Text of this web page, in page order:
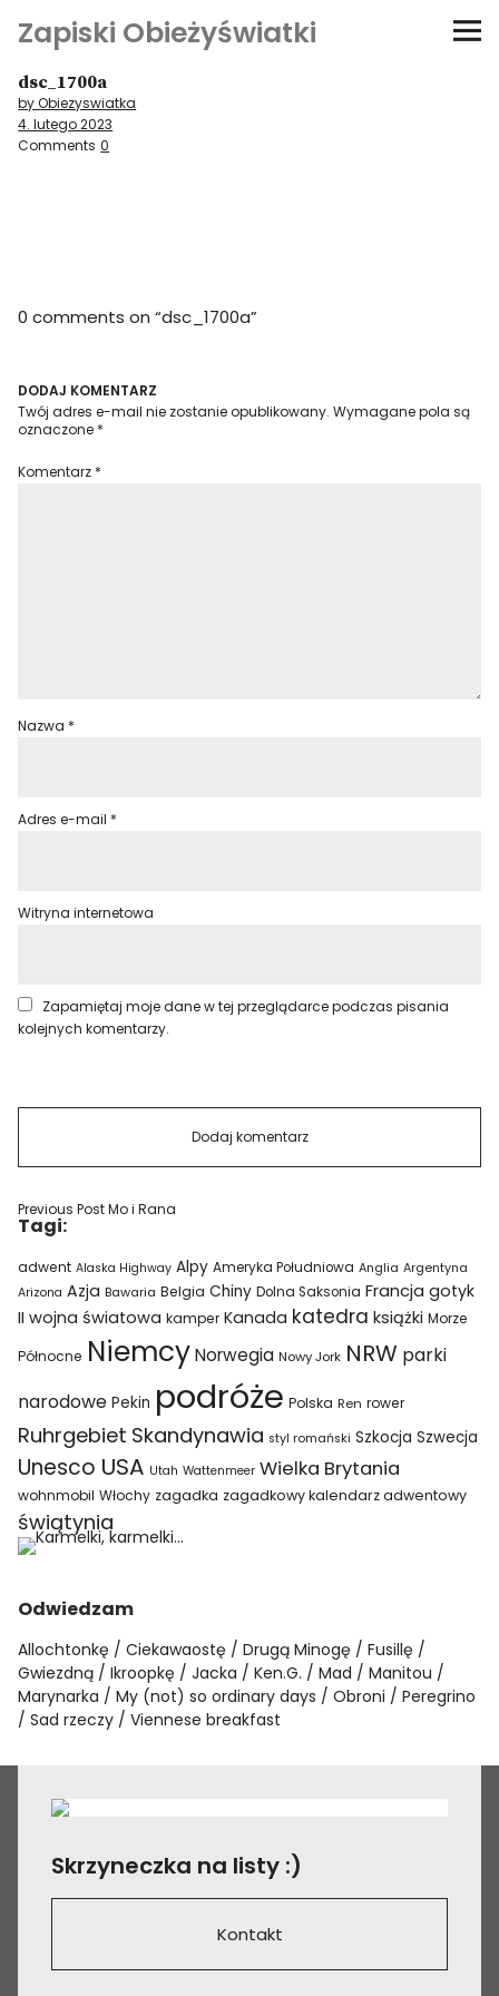
Zapiski Obieżyświatki
Podróże
Kultura i sztuka
Niezwyczajne ściany
Dom na kółkach
dsc_1700a
by Obiezyswiatka
4. lutego 2023
Comments 0
0 comments on “dsc_1700a”
DODAJ KOMENTARZ
Twój adres e-mail nie zostanie opublikowany. Wymagane pola są
oznaczone *
Komentarz *
Nazwa *
Adres e-mail *
Witryna internetowa
Zapamiętaj moje dane w tej przeglądarce podczas pisania
kolejnych komentarzy.
Previous PostMo i Rana
Tagi:
adwent Alaska Highway Alpy Ameryka Południowa Anglia Argentyna
Arizona Azja Bawaria Belgia Chiny Dolna Saksonia Francja gotyk
II wojna światowa kamper Kanada katedra książki Morze
Północne Niemcy Norwegia Nowy Jork NRW parki
narodowe Pekin podróże Polska Ren rower
Ruhrgebiet Skandynawia styl romański Szkocja Szwecja
Unesco USA Utah Wattenmeer Wielka Brytania
wohnmobil Włochy zagadka zagadkowy kalendarz adwentowy
świątynia
Odwiedzam
Allochtonkę Ciekawaostę Drugą Minogę
Fusillę
Gwiezdną
Ikroopkę Jacka Ken.G. Mad
Manitou
Marynarka
My (not) so ordinary days Obroni
Peregrino
Sad rzeczy
Viennese breakfast
Skrzyneczka na listy :)
Kontakt